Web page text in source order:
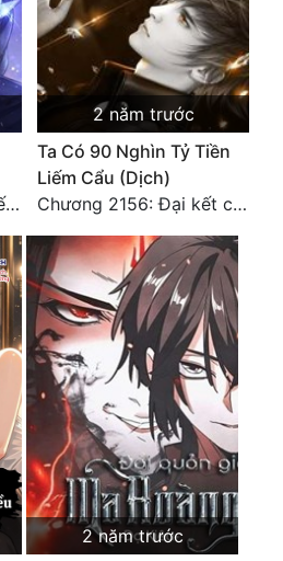
Chương 4868 - Phổ biến Hạ Quốc tệ!
2 năm trước
Ta Có 90 Nghìn Tỷ Tiền
Liếm Cẩu (Dịch)
Chương 2156: Đại kết cục!!!
2 năm trước